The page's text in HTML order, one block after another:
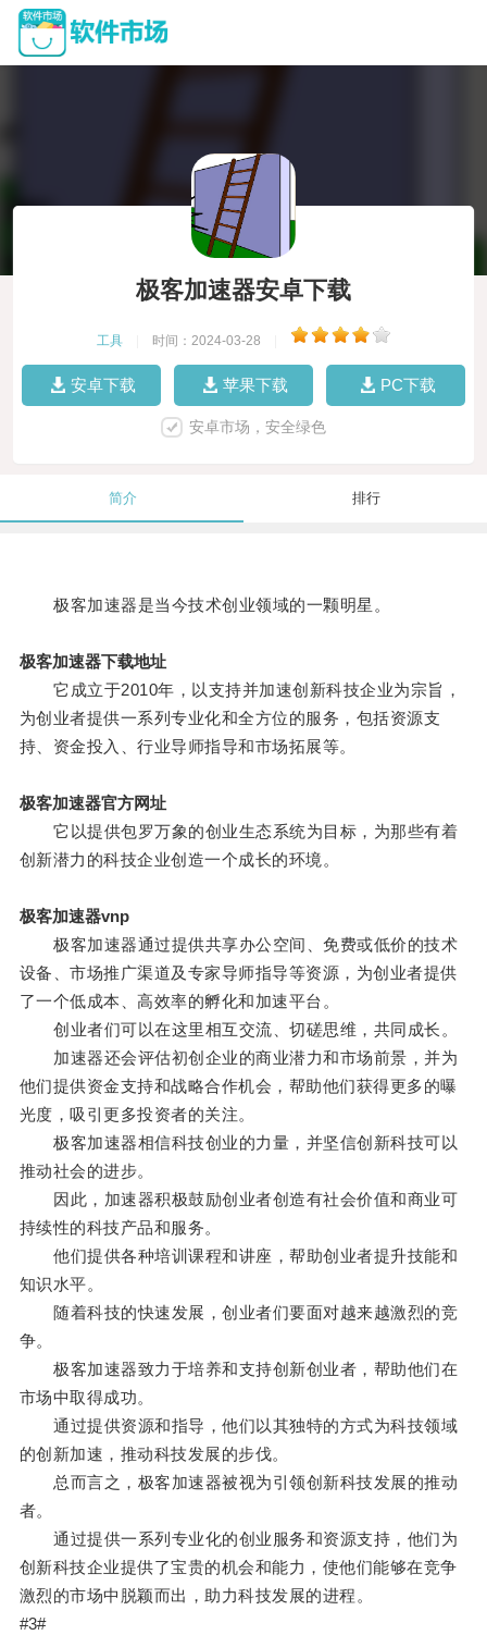
极客加速器安卓下载
工具 时间：2024-03-28
安卓下载 苹果下载 PC下载
安卓市场，安全绿色
简介 排行
极客加速器是当今技术创业领域的一颗明星。
极客加速器下载地址
它成立于2010年，以支持并加速创新科技企业为宗旨，
为创业者提供一系列专业化和全方位的服务，包括资源支
持、资金投入、行业导师指导和市场拓展等。
极客加速器官方网址
它以提供包罗万象的创业生态系统为目标，为那些有着
创新潜力的科技企业创造一个成长的环境。
极客加速器vnp
极客加速器通过提供共享办公空间、免费或低价的技术
设备、市场推广渠道及专家导师指导等资源，为创业者提供
了一个低成本、高效率的孵化和加速平台。
创业者们可以在这里相互交流、切磋思维，共同成长。
加速器还会评估初创企业的商业潜力和市场前景，并为
他们提供资金支持和战略合作机会，帮助他们获得更多的曝
光度，吸引更多投资者的关注。
极客加速器相信科技创业的力量，并坚信创新科技可以
推动社会的进步。
因此，加速器积极鼓励创业者创造有社会价值和商业可
持续性的科技产品和服务。
他们提供各种培训课程和讲座，帮助创业者提升技能和
知识水平。
随着科技的快速发展，创业者们要面对越来越激烈的竞
争。
极客加速器致力于培养和支持创新创业者，帮助他们在
市场中取得成功。
通过提供资源和指导，他们以其独特的方式为科技领域
的创新加速，推动科技发展的步伐。
总而言之，极客加速器被视为引领创新科技发展的推动
者。
通过提供一系列专业化的创业服务和资源支持，他们为
创新科技企业提供了宝贵的机会和能力，使他们能够在竞争
激烈的市场中脱颖而出，助力科技发展的进程。
#3#